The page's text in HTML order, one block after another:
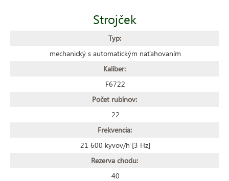
Strojček
Typ:
mechanický s automatickým naťahovaním
Kaliber:
F6722
Počet rubínov:
22
Frekvencia:
21 600 kyvov/h [3 Hz]
Rezerva chodu:
40